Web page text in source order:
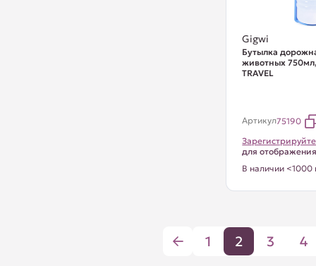
Gigwi
Бутылка
животных
TRAVEL
Артикул75190
для
В наличии <1000
1 2 3 4